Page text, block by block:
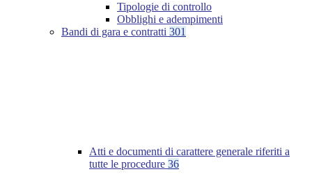
Tipologie di controllo
Obblighi e adempimenti
Bandi di gara e contratti 301
Atti e documenti di carattere generale riferiti a
tutte le procedure 36